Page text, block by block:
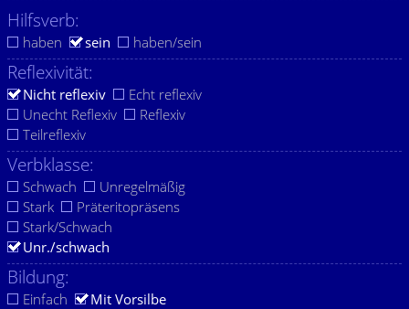
Hilfsverb:
haben sein haben/sein
Reflexivität:
Nicht reflexiv
Echt reflexiv
Unecht Reflexiv
Reflexiv
Teilreflexiv
Verbklasse:
Schwach
Unregelmäßig
Stark
Präteritopräsens
Stark/Schwach
Unr./schwach
Bildung:
Einfach Mit Vorsilbe